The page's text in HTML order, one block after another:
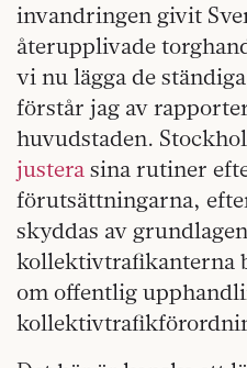
invandringen givit
återupplivade
vi nu lägga de
förstår jag av
huvudstaden.
justera sina rutiner
förutsättningarna,
skyddas av
kollektivtrafikanterna
om offentlig